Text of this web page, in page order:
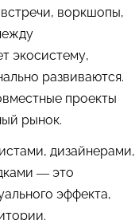
воркшопы,
экосистему,
развиваются.
проекты
рынок.
дизайнерами,
— это
эффекта,